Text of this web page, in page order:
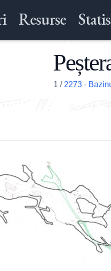
Resurse
1 / 2273 -